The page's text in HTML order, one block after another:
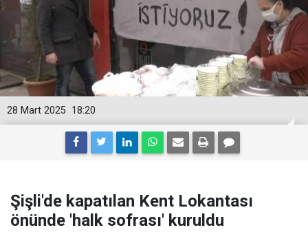
18:20
28 Mart 2025
Şişli'de kapatılan Kent Lokantası
önünde 'halk sofrası' kuruldu